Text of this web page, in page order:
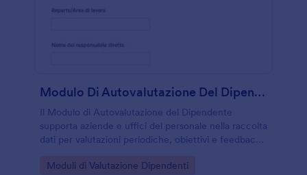
Modulo Di Autovalutazione Del Dipendente
Il Modulo di Autovalutazione del Dipendente
supporta aziende e uffici del personale nella raccolta
dati per valutazioni periodiche, obiettivi e feedback,
Go to Category:
Moduli di Valutazione Dipendenti